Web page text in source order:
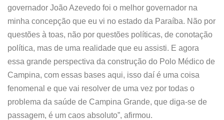
governador João Azevedo foi o melhor governador na
minha concepção que eu vi no estado da Paraíba. Não por
questões à toas, não por questões políticas, de conotação
política, mas de uma realidade que eu assisti. E agora
essa grande perspectiva da construção do Polo Médico de
Campina, com essas bases aqui, isso daí é uma coisa
fenomenal e que vai resolver de uma vez por todas o
problema da saúde de Campina Grande, que diga-se de
passagem, é um caos absoluto”, afirmou.